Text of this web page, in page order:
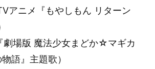
アニメ『もやしもん リターン
劇場版 魔法少女まどか☆マギカ
語』主題歌）